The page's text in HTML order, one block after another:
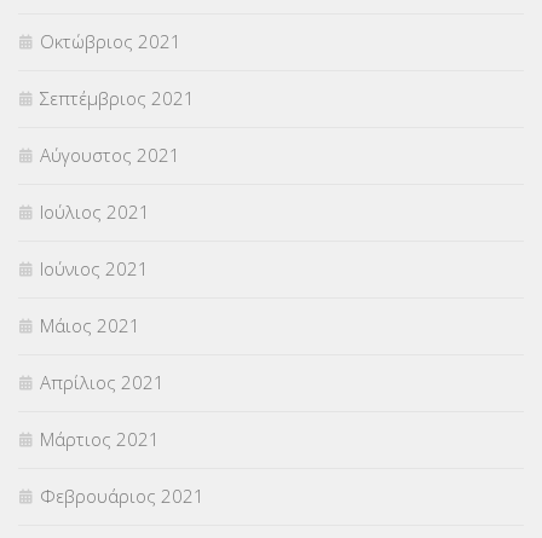
Οκτώβριος 2021
Σεπτέμβριος 2021
Αύγουστος 2021
Ιούλιος 2021
Ιούνιος 2021
Μάιος 2021
Απρίλιος 2021
Μάρτιος 2021
Φεβρουάριος 2021